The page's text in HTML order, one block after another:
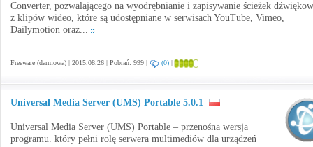
Converter, pozwalającego na wyodrębnianie i zapisywanie ścieżek
z klipów wideo, które są udostępniane w serwisach YouTube, Vimeo,
Dailymotion oraz...
Freeware (darmowa) | 2015.08.26 | Pobrań: 999 | (0) |
Universal Media Server (UMS) Portable 5.0.1
Universal Media Server (UMS) Portable – przenośna wersja
programu. który pełni rolę serwera multimediów dla urządzeń